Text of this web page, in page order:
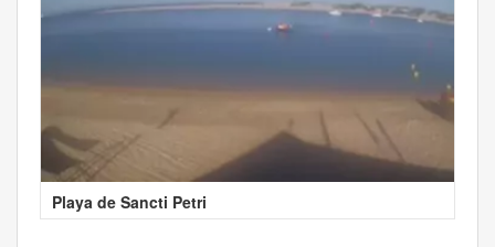
Playa de Sancti Petri